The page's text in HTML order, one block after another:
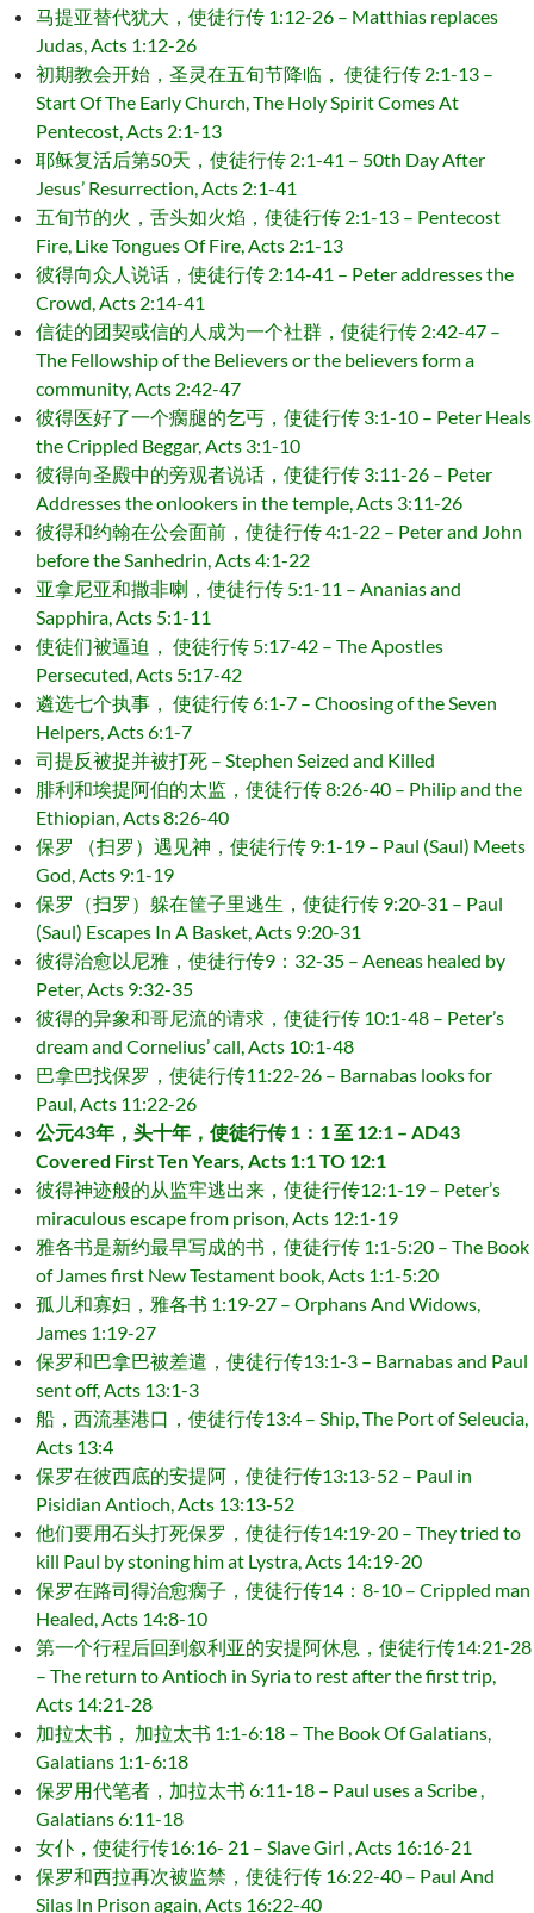
马提亚替代犹大，使徒行传 1:12-26 – Matthias replaces
Judas, Acts 1:12-26
初期教会开始，圣灵在五旬节降临， 使徒行传 2:1-13 –
Start Of The Early Church, The Holy Spirit Comes At
Pentecost, Acts 2:1-13
耶稣复活后第50天，使徒行传 2:1-41 – 50th Day After
Jesus’ Resurrection, Acts 2:1-41
五旬节的火，舌头如火焰，使徒行传 2:1-13 – Pentecost
Fire, Like Tongues Of Fire, Acts 2:1-13
彼得向众人说话，使徒行传 2:14-41 – Peter addresses the
Crowd, Acts 2:14-41
信徒的团契或信的人成为一个社群，使徒行传 2:42-47 –
The Fellowship of the Believers or the believers form a
community, Acts 2:42-47
彼得医好了一个瘸腿的乞丐，使徒行传 3:1-10 – Peter Heals
the Crippled Beggar, Acts 3:1-10
彼得向圣殿中的旁观者说话，使徒行传 3:11-26 – Peter
Addresses the onlookers in the temple, Acts 3:11-26
彼得和约翰在公会面前，使徒行传 4:1-22 – Peter and John
before the Sanhedrin, Acts 4:1-22
亚拿尼亚和撒非喇，使徒行传 5:1-11 – Ananias and
Sapphira, Acts 5:1-11
使徒们被逼迫， 使徒行传 5:17-42 – The Apostles
Persecuted, Acts 5:17-42
遴选七个执事， 使徒行传 6:1-7 – Choosing of the Seven
Helpers, Acts 6:1-7
司提反被捉并被打死 – Stephen Seized and Killed
腓利和埃提阿伯的太监，使徒行传 8:26-40 – Philip and the
Ethiopian, Acts 8:26-40
保罗 （扫罗）遇见神，使徒行传 9:1-19 – Paul (Saul) Meets
God, Acts 9:1-19
保罗（扫罗）躲在筐子里逃生，使徒行传 9:20-31 – Paul
(Saul) Escapes In A Basket, Acts 9:20-31
彼得治愈以尼雅，使徒行传9：32-35 – Aeneas healed by
Peter, Acts 9:32-35
彼得的异象和哥尼流的请求，使徒行传 10:1-48 – Peter’s
dream and Cornelius’ call, Acts 10:1-48
巴拿巴找保罗，使徒行传11:22-26 – Barnabas looks for
Paul, Acts 11:22-26
公元43年，头十年，使徒行传 1：1 至 12:1 – AD43
Covered First Ten Years, Acts 1:1 TO 12:1
彼得神迹般的从监牢逃出来，使徒行传12:1-19 – Peter’s
miraculous escape from prison, Acts 12:1-19
雅各书是新约最早写成的书，使徒行传 1:1-5:20 – The Book
of James first New Testament book, Acts 1:1-5:20
孤儿和寡妇，雅各书 1:19-27 – Orphans And Widows,
James 1:19-27
保罗和巴拿巴被差遣，使徒行传13:1-3 – Barnabas and Paul
sent off, Acts 13:1-3
船，西流基港口，使徒行传13:4 – Ship, The Port of Seleucia,
Acts 13:4
保罗在彼西底的安提阿，使徒行传13:13-52 – Paul in
Pisidian Antioch, Acts 13:13-52
他们要用石头打死保罗，使徒行传14:19-20 – They tried to
kill Paul by stoning him at Lystra, Acts 14:19-20
保罗在路司得治愈瘸子，使徒行传14：8-10 – Crippled man
Healed, Acts 14:8-10
第一个行程后回到叙利亚的安提阿休息，使徒行传14:21-28
– The return to Antioch in Syria to rest after the first trip,
Acts 14:21-28
加拉太书， 加拉太书 1:1-6:18 – The Book Of Galatians,
Galatians 1:1-6:18
保罗用代笔者，加拉太书 6:11-18 – Paul uses a Scribe ,
Galatians 6:11-18
女仆，使徒行传16:16- 21 – Slave Girl , Acts 16:16-21
保罗和西拉再次被监禁，使徒行传 16:22-40 – Paul And
Silas In Prison again, Acts 16:22-40